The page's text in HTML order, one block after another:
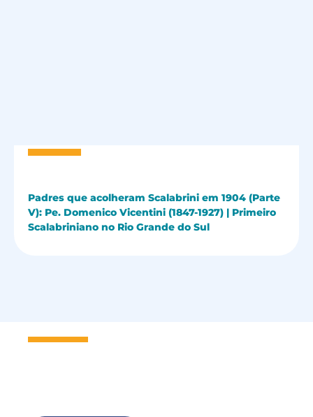
Padres que acolheram Scalabrini em 1904 (Parte
V): Pe. Domenico Vicentini (1847-1927) | Primeiro
Scalabriniano no Rio Grande do Sul